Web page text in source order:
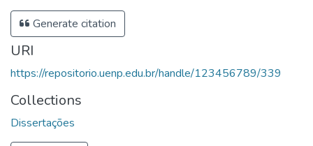
Generate citation
URI
https://repositorio.uenp.edu.br/handle/123456789/339
Collections
Dissertações